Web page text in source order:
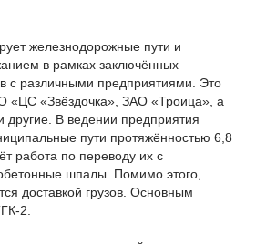
железнодорожные пути и
в рамках заключённых
с различными предприятиями. Это
«Звёздочка», ЗАО «Троица», а
другие. В ведении предприятия
пути протяжённостью 6,8
работа по переводу их с
шпалы. Помимо этого,
доставкой грузов. Основным
2.